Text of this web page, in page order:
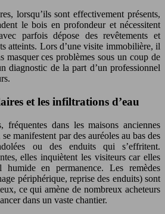
lorsqu’ils sont effectivement présents,
le bois en profondeur et nécessitent
parfois dépose des revêtements et
atteints. Lors d’une visite immobilière, il
masquer ces problèmes sous un coup de
diagnostic de la part d’un professionnel
et les infiltrations d’eau
fréquentes dans les maisons anciennes
manifestent par des auréoles au bas des
ou des enduits qui s’effritent.
elles inquiètent les visiteurs car elles
humide en permanence. Les remèdes
périphérique, reprise des enduits) sont
ce qui amène de nombreux acheteurs
dans un vaste chantier.